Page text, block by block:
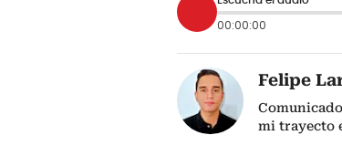
00:00:00
Felipe
mi trayecto